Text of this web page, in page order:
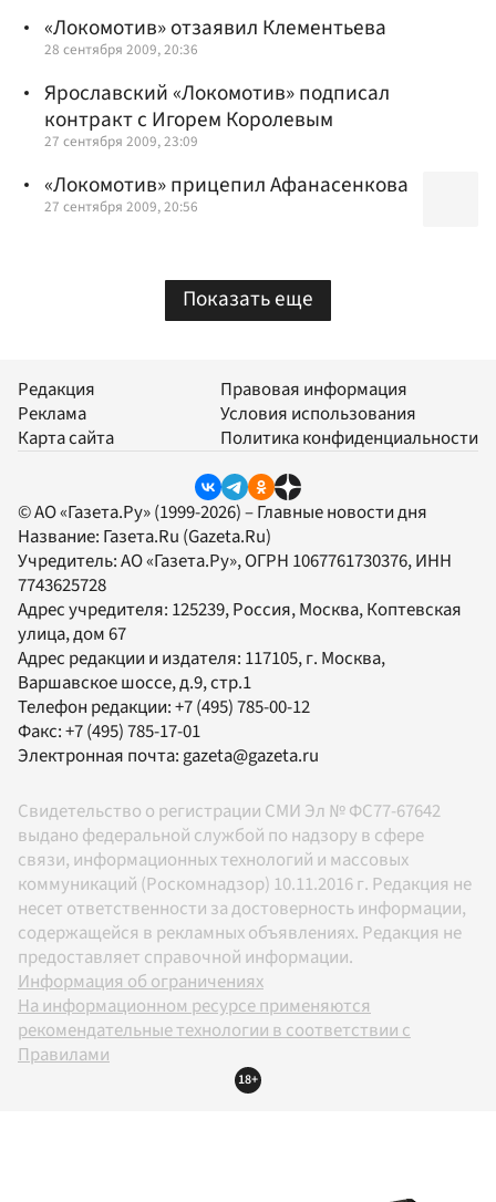
«Локомотив» отзаявил Клементьева
28 сентября 2009, 20:36
Ярославский «Локомотив» подписал
контракт с Игорем Королевым
27 сентября 2009, 23:09
«Локомотив» прицепил Афанасенкова
27 сентября 2009, 20:56
Показать еще
Редакция
Реклама
Карта сайта
Правовая информация
Условия использования
Политика конфиденциальности
© АО «Газета.Ру» (1999-2026) – Главные новости дня
Название: Газета.Ru (Gazeta.Ru)
Учредитель:АО «Газета.Ру», ОГРН 1067761730376, ИНН
7743625728
Адрес учредителя: 125239, Россия, Москва, Коптевская
улица, дом 67
Адрес редакции и издателя: 117105, г. Москва,
Варшавское шоссе, д.9, стр.1
Телефон редакции:+7 (495) 785-00-12
Факс:+7 (495) 785-17-01
Электронная почта: gazeta@gazeta.ru
Свидетельство о регистрации СМИ Эл № ФС77-67642
выдано федеральной службой по надзору в сфере
связи, информационных технологий и массовых
коммуникаций (Роскомнадзор) 10.11.2016 г. Редакция не
несет ответственности за достоверность информации,
содержащейся в рекламных объявлениях. Редакция не
предоставляет справочной информации.
Информация об ограничениях
На информационном ресурсе применяются
рекомендательные технологии в соответствии с
Правилами
18+